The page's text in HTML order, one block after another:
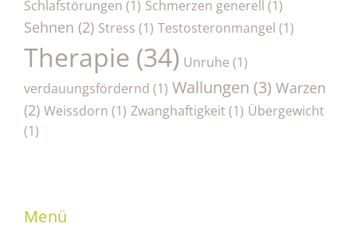
Schlafstörungen (1) Schmerzen generell (1)
Sehnen (2) Stress (1) Testosteronmangel (1)
Therapie (34) Unruhe (1)
verdauungsfördernd (1) Wallungen (3) Warzen
(2) Weissdorn (1) Zwanghaftigkeit(1) Übergewicht
(1)
Menü